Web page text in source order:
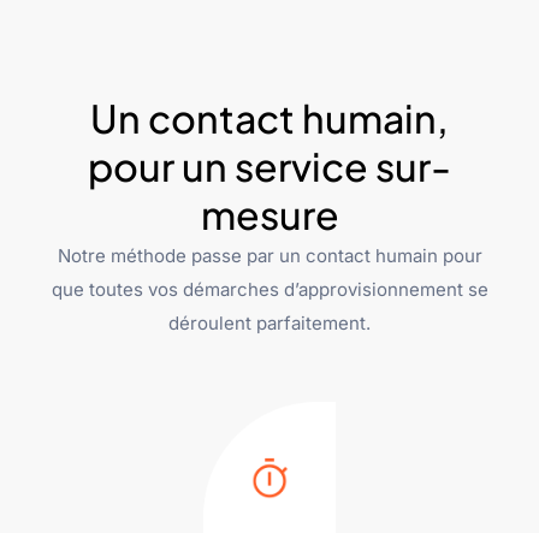
Un contact humain,
pour un service sur-
mesure
Notre méthode passe par un contact humain pour
que toutes vos démarches d’approvisionnement se
déroulent parfaitement.